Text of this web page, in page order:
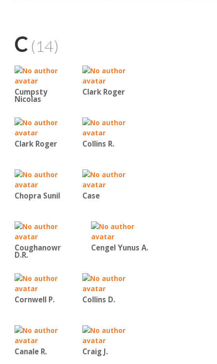
C (14)
Cumpsty
Nicolas
Clark Roger
Clark Roger Collins R.
Chopra Sunil Case
Coughanowr
D.R.
Cengel Yunus A.
Cornwell P. Collins D.
Canale R. Craig J.